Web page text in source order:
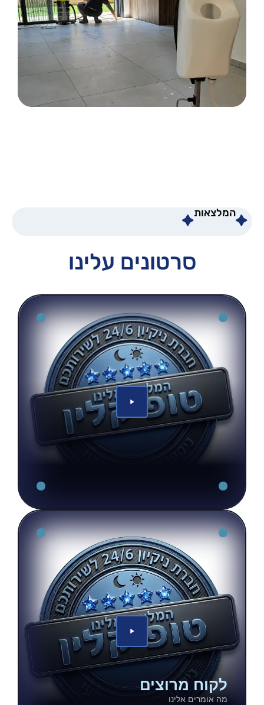
המלצאות
סרטונים עלינו
לקוח מרוצים
מה אומרים אלינו